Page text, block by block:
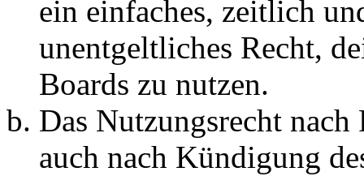
ein einfaches, zeitlich
unentgeltliches Recht,
Boards zu nutzen.
Das Nutzungsrecht
auch nach Kündigung